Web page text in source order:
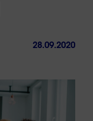
28.09.2020